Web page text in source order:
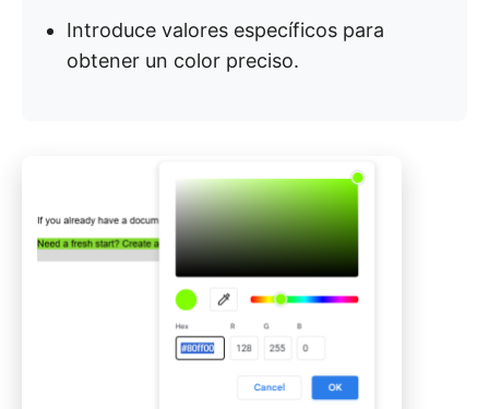
Introduce valores específicos para
obtener un color preciso.